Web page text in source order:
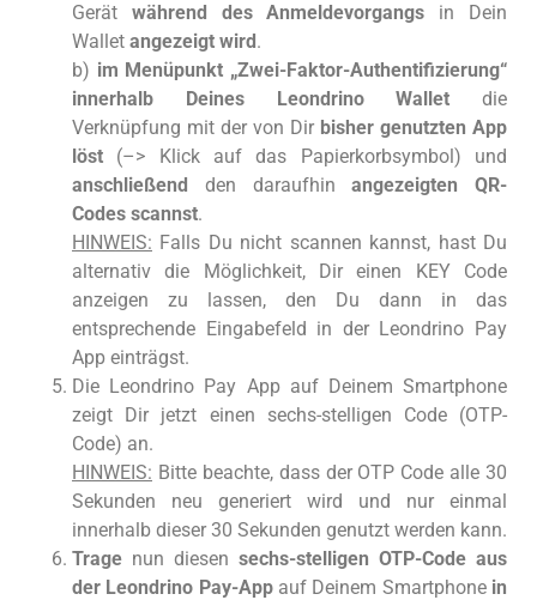
Gerät während des Anmeldevorgangs in Dein
Wallet angezeigt wird.
b) im Menüpunkt „Zwei-Faktor-Authentifizierung“
innerhalb Deines Leondrino Wallet die
Verknüpfung mit der von Dir bisher genutzten App
löst (–> Klick auf das Papierkorbsymbol) und
anschließend den daraufhinangezeigten QR-
Codes scannst.
HINWEIS: Falls Du nicht scannen kannst, hast Du
alternativ die Möglichkeit, Dir einen KEY Code
anzeigen zu lassen, den Du dann in das
entsprechende Eingabefeld in der Leondrino Pay
App einträgst.
Die Leondrino Pay App auf Deinem Smartphone
zeigt Dir jetzt einen sechs-stelligen Code (OTP-
Code) an.
HINWEIS: Bitte beachte, dass der OTP Code alle 30
Sekunden neu generiert wird und nur einmal
innerhalb dieser 30 Sekunden genutzt werden kann.
Trage nun diesen sechs-stelligen OTP-Code aus
der Leondrino Pay-Appauf Deinem Smartphone in